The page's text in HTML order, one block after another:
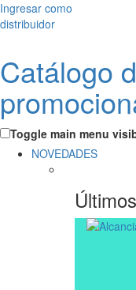
Ingresar como
distribuidor
Catálogo
Toggle main menu
NOVEDADES